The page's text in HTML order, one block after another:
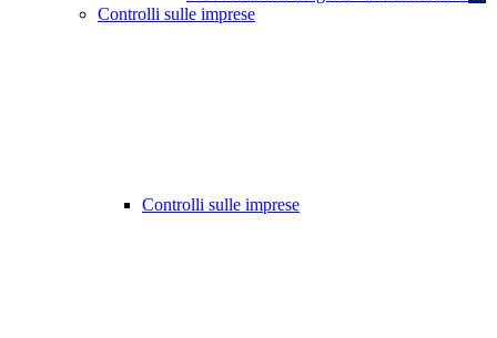
Controlli sulle imprese
Controlli sulle imprese